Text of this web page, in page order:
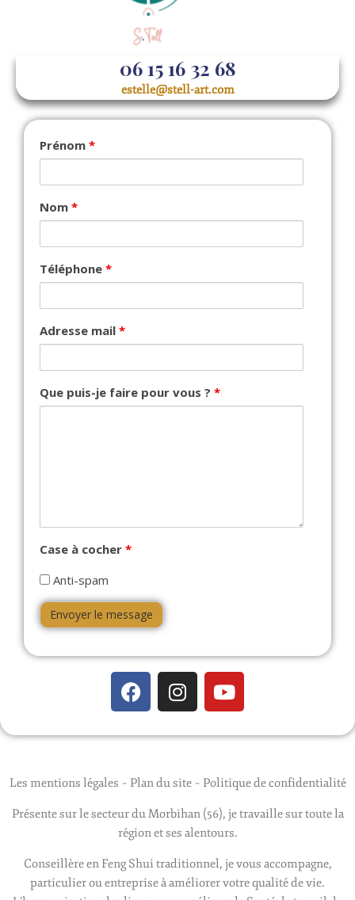
06 15 16 32 68
estelle@stell-art.com
Prénom *
Nom *
Téléphone *
Adresse mail *
Que puis-je faire pour vous ? *
Case à cocher *
Anti-spam
Les mentions légales – Plan du site– Politique de confidentialité
Présente sur le secteur du Morbihan (56), je travaille sur toute la
région et ses alentours.
Conseillère en Feng Shui traditionnel, je vous accompagne,
particulier ou entreprise à améliorer votre qualité de vie.